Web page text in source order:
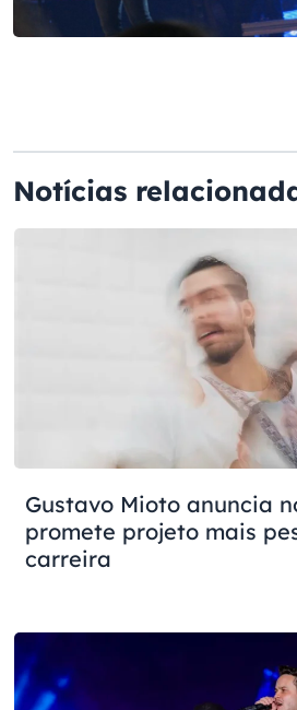
Notícias
Gustavo Mioto anuncia
promete projeto mais
carreira